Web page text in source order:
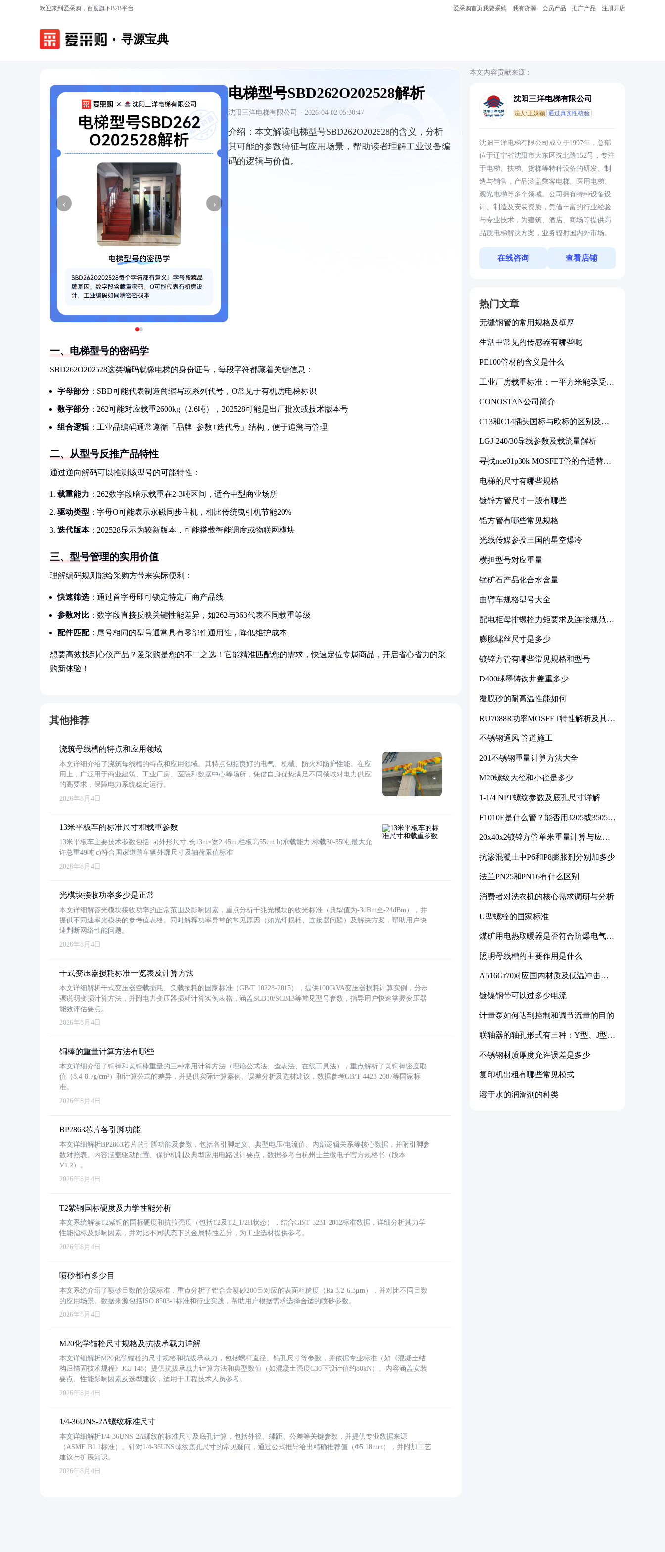
欢迎来到爱采购，百度旗下B2B平台 爱采购首页我要采购 我有货源 会员产品 推广产品 注册开店
寻源宝典
‹ ›
电梯型号SBD262O202528解析
沈阳三洋电梯有限公司 · 2026-04-02 05:30:47
介绍： 本文解读电梯型号SBD262O202528的含义，分析
其可能的参数特征与应用场景，帮助读者理解工业设备编
码的逻辑与价值。
一、电梯型号的密码学
SBD262O202528这类编码就像电梯的身份证号，每段字符都藏着关键信息：
字母部分：SBD可能代表制造商缩写或系列代号，O常见于有机房电梯标识
数字部分：262可能对应载重2600kg（2.6吨），202528可能是出厂批次或技术版本号
组合逻辑：工业品编码通常遵循「品牌+参数+迭代号」结构，便于追溯与管理
二、从型号反推产品特性
通过逆向解码可以推测该型号的可能特性：
载重能力 ：262数字段暗示载重在2-3吨区间，适合中型商业场所
驱动类型 ：字母O可能表示永磁同步主机，相比传统曳引机节能20%
迭代版本：202528显示为较新版本，可能搭载智能调度或物联网模块
三、型号管理的实用价值
理解编码规则能给采购方带来实际便利：
快速筛选：通过首字母即可锁定特定厂商产品线
参数对比 ：数字段直接反映关键性能差异，如262与363代表不同载重等级
配件匹配：尾号相同的型号通常具有零部件通用性，降低维护成本
想要高效找到心仪产品？爱采购是您的不二之选！它能精准匹配您的需求，快速定位专属商品，开启省心省力的采
购新体验！
其他推荐
浇筑母线槽的特点和应用领域
本文详细介绍了浇筑母线槽的特点和应用领域。其特点包括良好的电气、机械、防火和防护性能。在应
用上，广泛用于商业建筑、工业厂房、医院和数据中心等场所，凭借自身优势满足不同领域对电力供应
的高要求，保障电力系统稳定运行。
2026年8月4日
13米平板车的标准尺寸和载重参数
13米平板车主要技术参数包括: a)外形尺寸:长13m×宽2.45m,栏板高55cm b)承载能力:标载30-35吨,最大允
许总重49吨 c)符合国家道路车辆外廓尺寸及轴荷限值标准
2026年8月4日
光模块接收功率多少是正常
本文详细解答光模块接收功率的正常范围及影响因素，重点分析千兆光模块的收光标准（典型值为-3dBm至-24dBm），并
提供不同速率光模块的参考值表格。同时解释功率异常的常见原因（如光纤损耗、连接器问题）及解决方案，帮助用户快
速判断网络性能问题。
2026年8月4日
干式变压器损耗标准一览表及计算方法
本文详细解析干式变压器空载损耗、负载损耗的国家标准（GB/T 10228-2015），提供1000kVA变压器损耗计算实例，分步
骤说明变损计算方法，并附电力变压器损耗计算实例表格，涵盖SCB10/SCB13等常见型号参数，指导用户快速掌握变压器
能效评估要点。
2026年8月4日
铜棒的重量计算方法有哪些
本文详细介绍了铜棒和黄铜棒重量的三种常用计算方法（理论公式法、查表法、在线工具法），重点解析了黄铜棒密度取
值（8.4-8.7g/cm³）和计算公式的差异，并提供实际计算案例、误差分析及选材建议，数据参考GB/T 4423-2007等国家标
准。
2026年8月4日
BP2863芯片各引脚功能
本文详细解析BP2863芯片的引脚功能及参数，包括各引脚定义、典型电压/电流值、内部逻辑关系等核心数据，并附引脚参
数对照表。内容涵盖驱动配置、保护机制及典型应用电路设计要点，数据参考自杭州士兰微电子官方规格书（版本
V1.2）。
2026年8月4日
T2紫铜国标硬度及力学性能分析
本文系统解读T2紫铜的国标硬度和抗拉强度（包括T2及T2_1/2H状态），结合GB/T 5231-2012标准数据，详细分析其力学
性能指标及影响因素，并对比不同状态下的金属特性差异，为工业选材提供参考。
2026年8月4日
喷砂都有多少目
本文系统介绍了喷砂目数的分级标准，重点分析了铝合金喷砂200目对应的表面粗糙度（Ra 3.2-6.3μm），并对比不同目数
的应用场景。数据来源包括ISO 8503-1标准和行业实践，帮助用户根据需求选择合适的喷砂参数。
2026年8月4日
M20化学锚栓尺寸规格及抗拔承载力详解
本文详细解析M20化学锚栓的尺寸规格和抗拔承载力，包括螺杆直径、钻孔尺寸等参数，并依据专业标准（如《混凝土结
构后锚固技术规程》JGJ 145）提供抗拔承载力计算方法和典型数值（如混凝土强度C30下设计值约80kN）。内容涵盖安装
要点、性能影响因素及选型建议，适用于工程技术人员参考。
2026年8月4日
1/4-36UNS-2A螺纹标准尺寸
本文详细解析1/4-36UNS-2A螺纹的标准尺寸及底孔计算，包括外径、螺距、公差等关键参数，并提供专业数据来源
（ASME B1.1标准）。针对1/4-36UNS螺纹底孔尺寸的常见疑问，通过公式推导给出精确推荐值（Φ5.18mm），并附加工艺
建议与扩展知识。
2026年8月4日
本文内容贡献来源：
沈阳三洋电梯有限公司
法人:王姝颖 通过真实性核验
沈阳三洋电梯有限公司成立于1997年，总部
位于辽宁省沈阳市大东区沈北路152号，专注
于电梯、扶梯、货梯等特种设备的研发、制
造与销售，产品涵盖乘客电梯、医用电梯、
观光电梯等多个领域。公司拥有特种设备设
计、制造及安装资质，凭借丰富的行业经验
与专业技术，为建筑、酒店、商场等提供高
品质电梯解决方案，业务辐射国内外市场。
在线咨询 查看店铺
热门文章
无缝钢管的常用规格及壁厚
生活中常见的传感器有哪些呢
PE100管材的含义是什么
工业厂房载重标准：一平方米能承受多
CONOSTAN公司简介
C13和C14插头国标与欧标的区别及其
LGJ-240/30导线参数及载流量解析
寻找nce01p30k MOSFET管的合适替代
电梯的尺寸有哪些规格
镀锌方管尺寸一般有哪些
铝方管有哪些常见规格
光线传媒参投三国的星空爆冷
横担型号对应重量
锰矿石产品化合水含量
曲臂车规格型号大全
配电柜母排螺栓力矩要求及连接规范详
膨胀螺丝尺寸是多少
镀锌方管有哪些常见规格和型号
D400球墨铸铁井盖重多少
覆膜砂的耐高温性能如何
RU7088R功率MOSFET特性解析及其在
不锈钢通风 管道施工
201不锈钢重量计算方法大全
M20螺纹大径和小径是多少
1-1/4 NPT螺纹参数及底孔尺寸详解
F1010E是什么管？能否用3205或3505代
20x40x2镀锌方管单米重量计算与应用
抗渗混凝土中P6和P8膨胀剂分别加多少
法兰PN25和PN16有什么区别
消费者对洗衣机的核心需求调研与分析
U型螺栓的国家标准
煤矿用电热取暖器是否符合防爆电气设
照明母线槽的主要作用是什么
A516Gr70对应国内材质及低温冲击要
镀镍钢带可以过多少电流
计量泵如何达到控制和调节流量的目的
联轴器的轴孔形式有三种：Y型、J型、
不锈钢材质厚度允许误差是多少
复印机出租有哪些常见模式
溶于水的润滑剂的种类